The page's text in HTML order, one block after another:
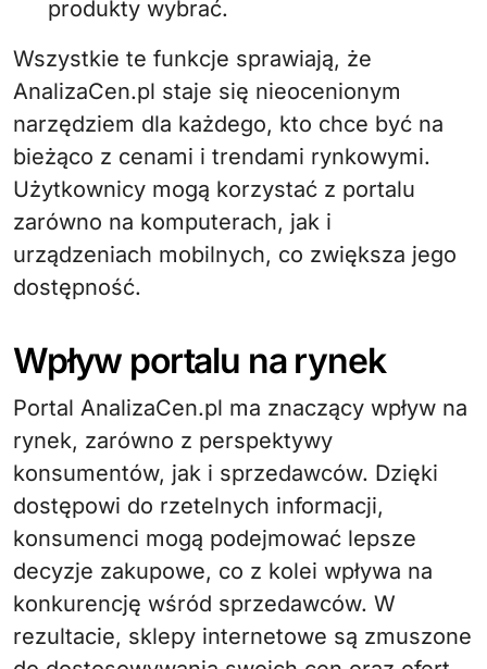
produkty wybrać.
Wszystkie te funkcje sprawiają, że
AnalizaCen.pl staje się nieocenionym
narzędziem dla każdego, kto chce być na
bieżąco z cenami i trendami rynkowymi.
Użytkownicy mogą korzystać z portalu
zarówno na komputerach, jak i
urządzeniach mobilnych, co zwiększa jego
dostępność.
Wpływ portalu na rynek
Portal AnalizaCen.pl ma znaczący wpływ na
rynek, zarówno z perspektywy
konsumentów, jak i sprzedawców. Dzięki
dostępowi do rzetelnych informacji,
konsumenci mogą podejmować lepsze
decyzje zakupowe, co z kolei wpływa na
konkurencję wśród sprzedawców. W
rezultacie, sklepy internetowe są zmuszone